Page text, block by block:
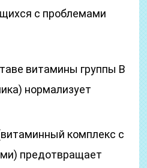
с проблемами
витамины группы В
нормализует
комплекс с
предотвращает